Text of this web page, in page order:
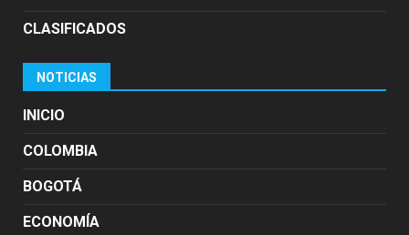
CLASIFICADOS
NOTICIAS
INICIO
COLOMBIA
BOGOTÁ
ECONOMÍA